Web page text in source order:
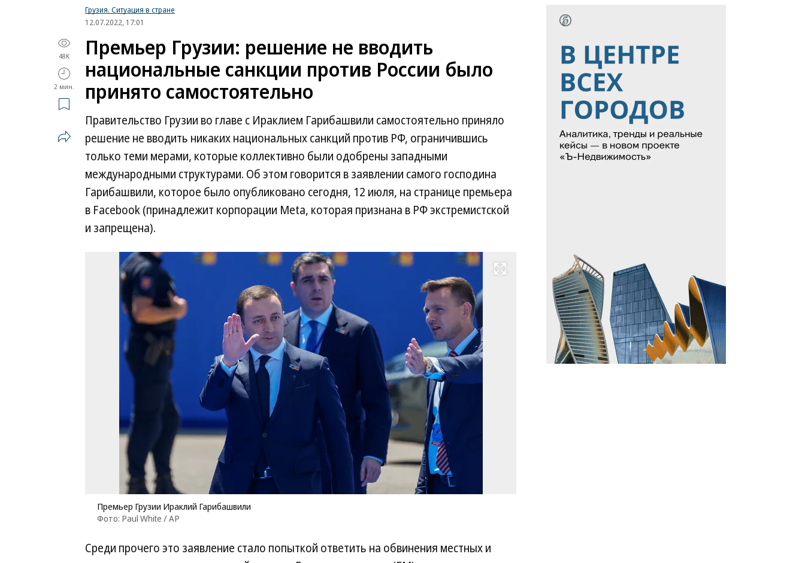
Грузия. Ситуация в стране
12.07.2022, 17:01
48K
2 мин.
Премьер Грузии: решение не вводить
национальные санкции против России было
принято самостоятельно
Правительство Грузии во главе с Ираклием Гарибашвили самостоятельно приняло
решение не вводить никаких национальных санкций против РФ, ограничившись
только теми мерами, которые коллективно были одобрены западными
международными структурами. Об этом говорится в заявлении самого господина
Гарибашвили, которое было опубликовано сегодня, 12 июля, на странице премьера
в Facebook (принадлежит корпорации Meta, которая признана в РФ экстремистской
и запрещена).
Развернуть на весь экран
Премьер Грузии Ираклий Гарибашвили
Фото: Paul White / AP
Премьер
Ираклий
Гарибашвили
Среди прочего это заявление стало попыткой ответить на обвинения местных и